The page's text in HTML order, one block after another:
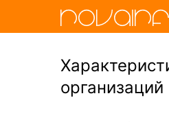
организаций